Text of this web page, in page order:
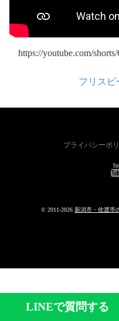
https://youtube.com/
フリスビ
プライバシーポ
© 2011-2026新潟市・佐渡市
LINEで質問する